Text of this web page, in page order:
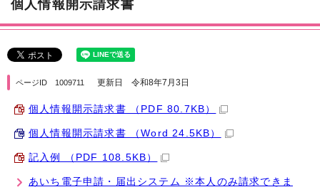
個人情報開示請求書
ページID 1009711 更新日 令和8年7月3日
個人情報開示請求書 （PDF 80.7KB）
個人情報開示請求書 （Word 24.5KB）
記入例 （PDF 108.5KB）
あいち電子申請・届出システム ※本人のみ請求できま